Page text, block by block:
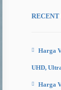
RECENT
Harga
UHD,
Harga